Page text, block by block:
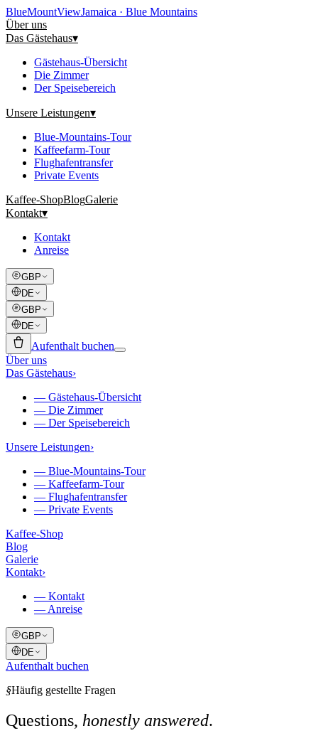
BlueMountViewJamaica · Blue Mountains
Über uns
Das Gästehaus▾
Gästehaus-Übersicht
Die Zimmer
Der Speisebereich
Unsere Leistungen▾
Blue-Mountains-Tour
Kaffeefarm-Tour
Flughafentransfer
Private Events
Kaffee-ShopBlogGalerie
Kontakt▾
Kontakt
Anreise
GBP
DE
GBP
DE
Aufenthalt buchen
Über uns
Das Gästehaus›
— Gästehaus-Übersicht
— Die Zimmer
— Der Speisebereich
Unsere Leistungen›
— Blue-Mountains-Tour
— Kaffeefarm-Tour
— Flughafentransfer
— Private Events
Kaffee-Shop
Blog
Galerie
Kontakt›
— Kontakt
— Anreise
GBP
DE
Aufenthalt buchen
§Häufig gestellte Fragen
Questions, honestly answered.